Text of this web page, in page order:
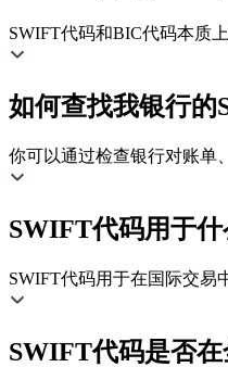
SWIFT代码和BIC代码本质
如何查找我银行的
你可以通过检查银行对账单
SWIFT代码用于什
SWIFT代码用于在国际交易
SWIFT代码是否在